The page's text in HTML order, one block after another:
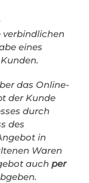
eines
das Online-
der Kunde
durch
des
in
Waren
auch per